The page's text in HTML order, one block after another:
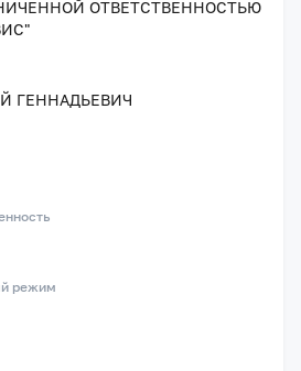
ОТВЕТСТВЕННОСТЬЮ
ГЕННАДЬЕВИЧ
режим